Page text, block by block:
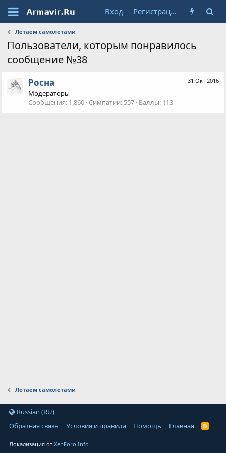
Вход Регистрация
Летаем самолетами
Пользователи, которым понравилось
сообщение №38
31 Окт 2016
Росна
Модераторы
Сообщения 1,860 Симпатии 557 Баллы 113
Летаем самолетами
Russian (RU)
Обратная связь
Условия и правила Помощь Главная
Локализация отXenForo.Info